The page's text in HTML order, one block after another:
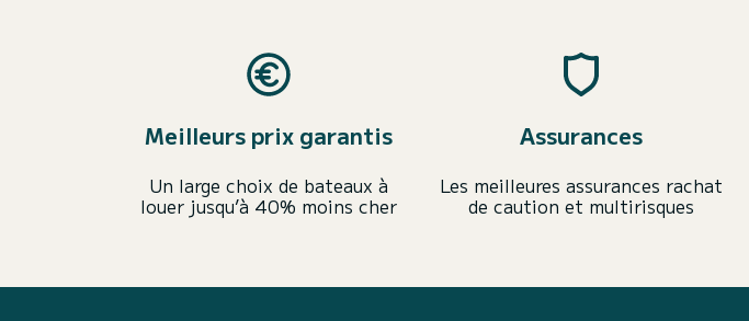
Meilleurs prix garantis
Un large choix de bateaux à
louer jusqu’à 40% moins cher
Assurances
Les meilleures assurances rachat
de caution et multirisques